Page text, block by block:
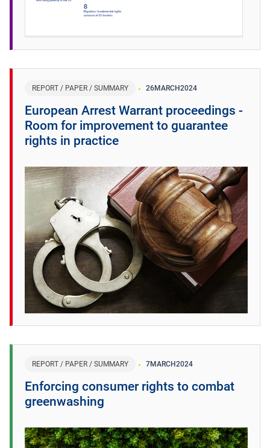
REPORT / PAPER / SUMMARY 26MARCH2024
European Arrest Warrant proceedings -
Room for improvement to guarantee
rights in practice
REPORT / PAPER / SUMMARY 7MARCH2024
Enforcing consumer rights to combat
greenwashing